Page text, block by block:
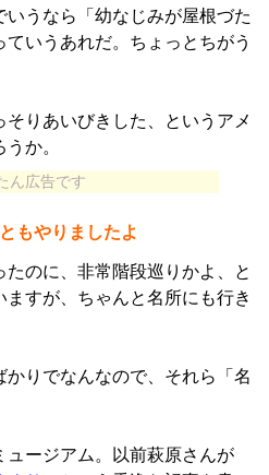
うなら「幼なじみが屋根づた
いうあれだ。ちょっとちがう
りあいびきした、というアメ
か。
ん広告です
もやりましたよ
のに、非常階段巡りかよ、と
すが、ちゃんと名所にも行き
かりでなんなので、それら「名
ュージアム。以前萩原さんが